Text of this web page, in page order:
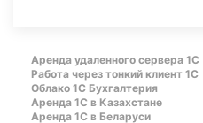
Аренда удаленного сервера 1С
Работа через тонкий клиент 1С
Облако 1С Бухгалтерия
Аренда 1С в Казахстане
Аренда 1С в Беларуси